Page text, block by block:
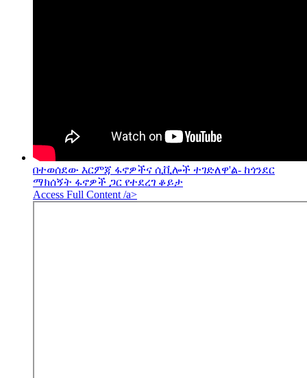
በተወሰደው እርምጃ ፋኖዎችና ሲቪሎች ተገድለዋ'ል- ከጎንደር
ማክሰኝት ፋኖዎች ጋር የተደረገ ቆይታ
Access Full Content /a>